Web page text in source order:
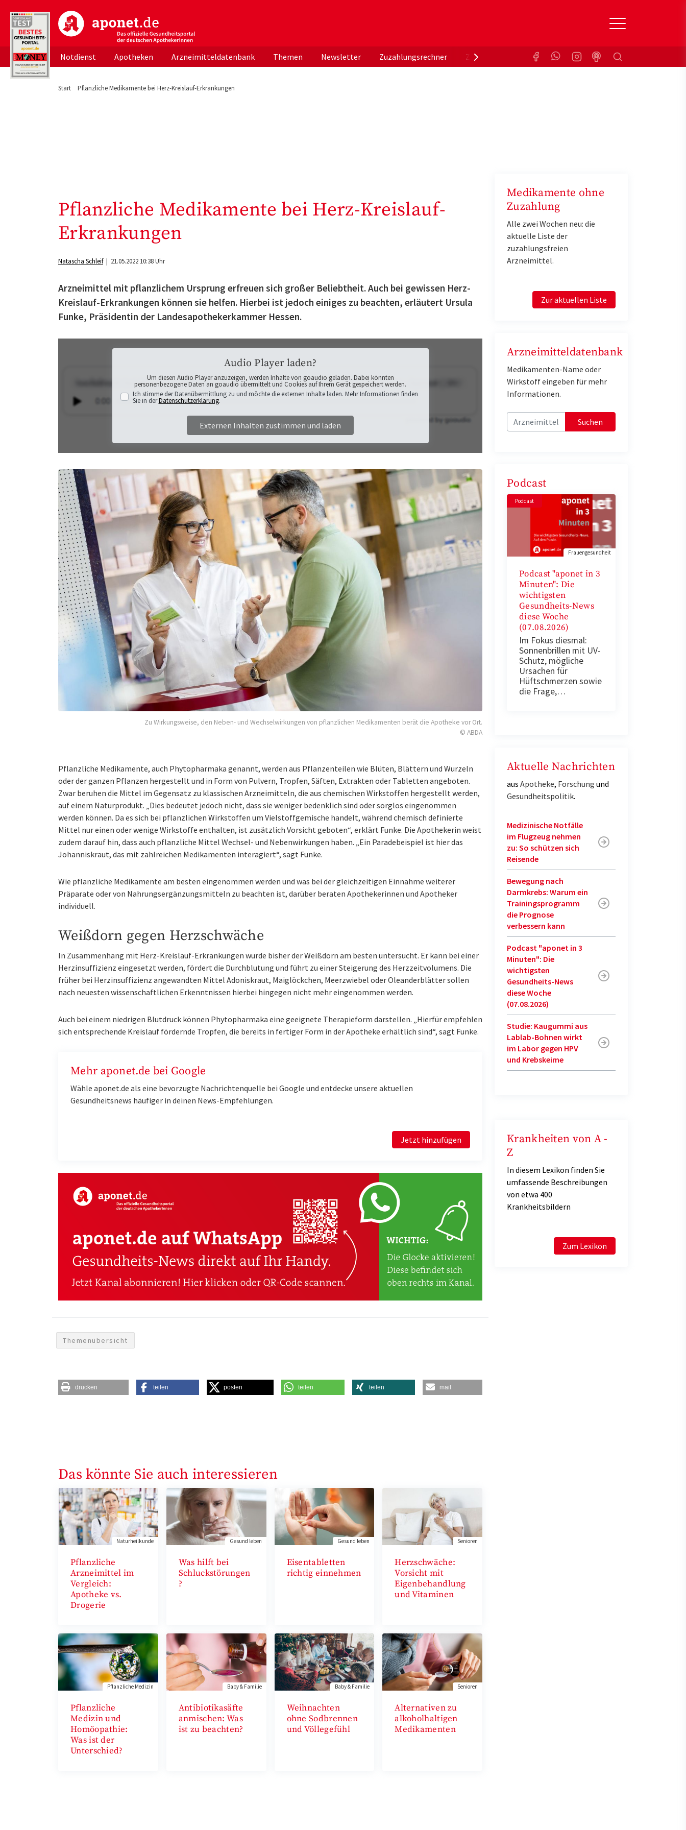
aponet.de - Das offizielle Gesundheitsportal der deutschen ApothekerInnen
Notdienst Apotheken Arzneimitteldatenbank Themen Newsletter Zuzahlungsrechner Zuzahlungsbefreiung KrankenkasseSuchen
Start Pflanzliche Medikamente bei Herz-Kreislauf-Erkrankungen
Pflanzliche Medikamente bei Herz-Kreislauf-
Erkrankungen
Natascha Schleif| 21.05.2022 10:38 Uhr
Arzneimittel mit pflanzlichem Ursprung erfreuen sich großer Beliebtheit. Auch bei gewissen Herz-
Kreislauf-Erkrankungen können sie helfen. Hierbei ist jedoch einiges zu beachten, erläutert Ursula
Funke, Präsidentin der Landesapothekerkammer Hessen.
Audio Player laden?
Um diesen Audio Player anzuzeigen, werden Inhalte von goaudio geladen. Dabei könnten
personenbezogene Daten an goaudio übermittelt und Cookies auf Ihrem Gerät gespeichert werden.
Ich stimme der Datenübermittlung zu und möchte die externen Inhalte laden. Mehr Informationen finden
Sie in derDatenschutzerklärung.
Externen Inhalten zustimmen und laden
Zu Wirkungsweise, den Neben- und Wechselwirkungen von pflanzlichen Medikamenten berät die Apotheke vor Ort.
© ABDA
Pflanzliche Medikamente, auch Phytopharmaka genannt, werden aus Pflanzenteilen wie Blüten, Blättern und Wurzeln
oder der ganzen Pflanzen hergestellt und in Form von Pulvern, Tropfen, Säften, Extrakten oder Tabletten angeboten.
Zwar beruhen die Mittel im Gegensatz zu klassischen Arzneimitteln, die aus chemischen Wirkstoffen hergestellt werden,
auf einem Naturprodukt. „Dies bedeutet jedoch nicht, dass sie weniger bedenklich sind oder sorglos eingenommen
werden können. Da es sich bei pflanzlichen Wirkstoffen um Vielstoffgemische handelt, während chemisch definierte
Mittel nur einen oder wenige Wirkstoffe enthalten, ist zusätzlich Vorsicht geboten“, erklärt Funke. Die Apothekerin weist
zudem darauf hin, dass auch pflanzliche Mittel Wechsel- und Nebenwirkungen haben. „Ein Paradebeispiel ist hier das
Johanniskraut, das mit zahlreichen Medikamenten interagiert“, sagt Funke.
Wie pflanzliche Medikamente am besten eingenommen werden und was bei der gleichzeitigen Einnahme weiterer
Präparate oder von Nahrungsergänzungsmitteln zu beachten ist, darüber beraten Apothekerinnen und Apotheker
individuell.
Weißdorn gegen Herzschwäche
In Zusammenhang mit Herz-Kreislauf-Erkrankungen wurde bisher der Weißdorn am besten untersucht. Er kann bei einer
Herzinsuffizienz eingesetzt werden, fördert die Durchblutung und führt zu einer Steigerung des Herzzeitvolumens. Die
früher bei Herzinsuffizienz angewandten Mittel Adoniskraut, Maiglöckchen, Meerzwiebel oder Oleanderblätter sollen
nach neuesten wissenschaftlichen Erkenntnissen hierbei hingegen nicht mehr eingenommen werden.
Auch bei einem niedrigen Blutdruck können Phytopharmaka eine geeignete Therapieform darstellen. „Hierfür empfehlen
sich entsprechende Kreislauf fördernde Tropfen, die bereits in fertiger Form in der Apotheke erhältlich sind“, sagt Funke.
Mehr aponet.de bei Google
Wähle aponet.de als eine bevorzugte Nachrichtenquelle bei Google und entdecke unsere aktuellen
Gesundheitsnews häufiger in deinen News-Empfehlungen.
Jetzt hinzufügen
Themenübersicht
drucken teilen posten teilen teilen mail
Das könnte Sie auch interessieren
Naturheilkunde
Pflanzliche
Arzneimittel im
Vergleich:
Apotheke vs.
Drogerie
Gesund leben
Was hilft bei
Schluckstörungen
?
Gesund leben
Eisentabletten
richtig einnehmen
Senioren
Herzschwäche:
Vorsicht mit
Eigenbehandlung
und Vitaminen
Pflanzliche Medizin
Pflanzliche
Medizin und
Homöopathie:
Was ist der
Unterschied?
Baby & Familie
Antibiotikasäfte
anmischen: Was
ist zu beachten?
Baby & Familie
Weihnachten
ohne Sodbrennen
und Völlegefühl
Senioren
Alternativen zu
alkoholhaltigen
Medikamenten
Medikamente ohne
Zuzahlung
Alle zwei Wochen neu: die
aktuelle Liste der
zuzahlungsfreien
Arzneimittel.
Zur aktuellen Liste
Arzneimitteldatenbank
Medikamenten-Name oder
Wirkstoff eingeben für mehr
Informationen.
Suchen
Podcast
Podcast
Frauengesundheit
Podcast "aponet in 3
Minuten": Die
wichtigsten
Gesundheits-News
diese Woche
(07.08.2026)
Im Fokus diesmal:
Sonnenbrillen mit UV-
Schutz, mögliche
Ursachen für
Hüftschmerzen sowie
die Frage,…
Aktuelle Nachrichten
aus Apotheke, Forschung und
Gesundheitspolitik.
Medizinische Notfälle
im Flugzeug nehmen
zu: So schützen sich
Reisende
Bewegung nach
Darmkrebs: Warum ein
Trainingsprogramm
die Prognose
verbessern kann
Podcast "aponet in 3
Minuten": Die
wichtigsten
Gesundheits-News
diese Woche
(07.08.2026)
Studie: Kaugummi aus
Lablab-Bohnen wirkt
im Labor gegen HPV
und Krebskeime
Krankheiten von A -
Z
In diesem Lexikon finden Sie
umfassende Beschreibungen
von etwa 400
Krankheitsbildern
Zum Lexikon